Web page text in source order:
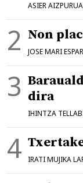
ASIER
Non
JOSE MARI
dira
IHINTZA
IRATI MUJIKA